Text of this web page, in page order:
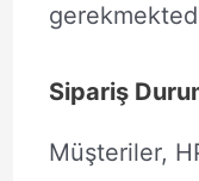
Sipariş
Müşteriler,